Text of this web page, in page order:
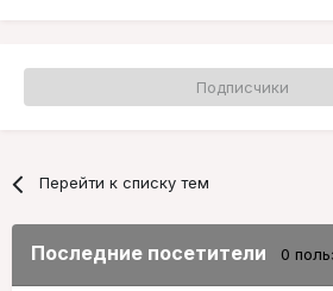
Подписчики
Перейти к списку тем
Последние посетители 0